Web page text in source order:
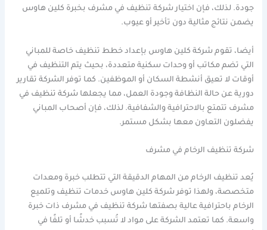
جودة. لذلك، فإن اختيار شركة تنظيف في مشرف بخبرة كلين هاوس
يضمن نتائج مثالية دون تأخير أو عيوب.
أيضا، تقوم شركة كلين هاوس بإعداد خطط تنظيف خاصة للمباني
التي تضم مكاتب أو وحدات سكنية متعددة، بحيث يتم التنظيف في
أوقات لا تعيق أنشطة السكان أو الموظفين. كما توفر الشركة تقارير
دورية عن حالة النظافة وجودة العمل، مما يجعلها شركة تنظيف في
مشرف تتمتع بالاحترافية والشفافية. لذلك، فإن أصحاب المباني
يفضلون التعاون معها بشكل مستمر.
شركة تنظيف الرخام في مشرف
يُعد تنظيف الرخام من المهام الدقيقة التي تتطلب خبرة ومعدات
متخصصة، ولهذا توفر شركة كلين هاوس خدمات تنظيف وتلميع
الرخام باحترافية عالية بصفتها شركة تنظيف في مشرف ذات خبرة
واسعة. كما تعتمد الشركة على مواد لا تُسبب خدشًا أو تلفًا في